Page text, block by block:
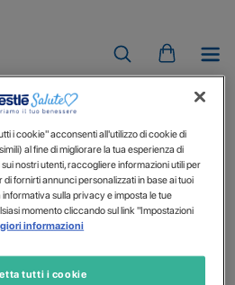
i cookie" acconsenti all'utilizzo di cookie di
al fine di migliorare la tua esperienza di
nostri utenti, raccogliere informazioni utili per
fornirti annunci personalizzati in base ai tuoi
sulla privacy e imposta le tue
momento cliccando sul link "Impostazioni
informazioni
tutti i cookie